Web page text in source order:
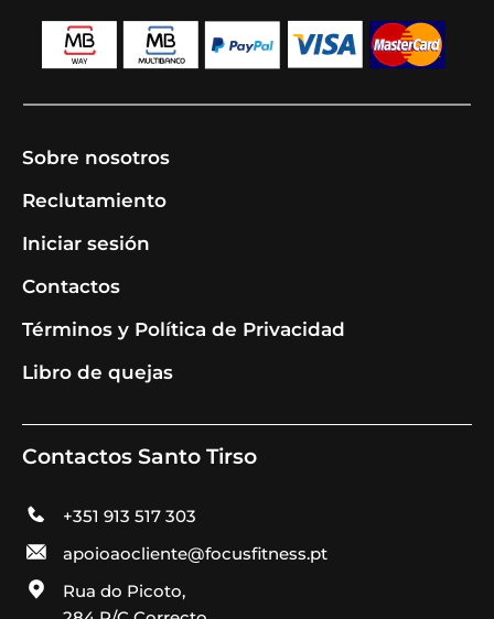
Sobre nosotros
Reclutamiento
Iniciar sesión
Contactos
Términos y Política de Privacidad
Libro de quejas
Contactos Santo Tirso
+351 913 517 303
apoioaocliente@focusfitness.pt
Rua do Picoto,